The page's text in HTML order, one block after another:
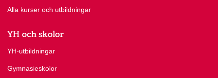
Alla kurser och utbildningar
YH och skolor
YH-utbildningar
Gymnasieskolor